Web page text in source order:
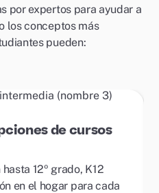
por expertos para ayudar a
los conceptos más
pueden:
de cursos
12º grado, K12
en el hogar para cada